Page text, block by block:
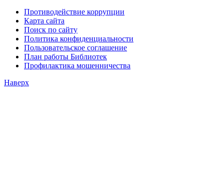
Противодействие коррупции
Карта сайта
Поиск по сайту
Политика конфиденциальности
Пользовательское соглашение
План работы Библиотек
Профилактика мошенничества
Наверх